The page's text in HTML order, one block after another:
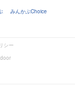
みんかぶChoice
シー